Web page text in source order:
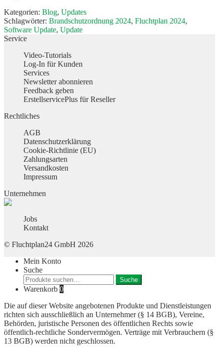
Kategorien: Blog, Updates
Schlagwörter: Brandschutzordnung 2024, Fluchtplan 2024,
Software Update, Update
Service
Video-Tutorials
Log-In für Kunden
Services
Newsletter abonnieren
Feedback geben
ErstellservicePlus für Reseller
Rechtliches
AGB
Datenschutzerklärung
Cookie-Richtlinie (EU)
Zahlungsarten
Versandkosten
Impressum
Unternehmen
Jobs
Kontakt
© Fluchtplan24 GmbH 2026
Mein Konto
Suche
Suche
nach:
Suche
Warenkorb 0
Die auf dieser Website angebotenen Produkte und Dienstleistungen
richten sich ausschließlich an Unternehmer (§ 14 BGB), Vereine,
Behörden, juristische Personen des öffentlichen Rechts sowie
öffentlich-rechtliche Sondervermögen. Verträge mit Verbrauchern (§
13 BGB) werden nicht geschlossen.